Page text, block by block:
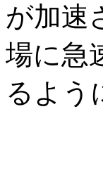
が加速
場に急
るよう